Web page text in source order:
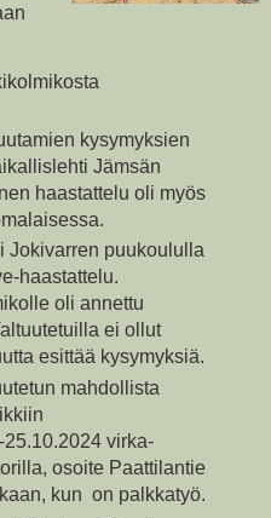
kysymyksien
Jämsän
haastattelu oli myös
Jokivarren puukoululla
haastattelu.
oli annettu
ei ollut
esittää kysymyksiä.
mahdollista
virka-
osoite Paattilantie
kun on palkkatyö.